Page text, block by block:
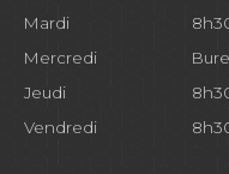
Mardi
Mercredi
Jeudi
Vendredi